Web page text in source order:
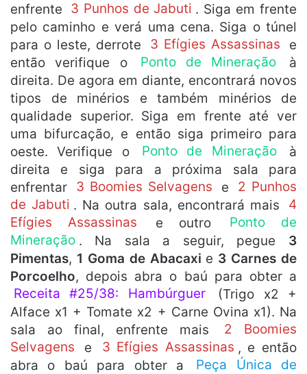
enfrente
3 Punhos de Jabuti . Siga em frente
pelo caminho e verá uma cena. Siga o túnel
para o leste, derrote
3 Efígies Assassinas
e
então verifique o
Ponto de Mineração
à
direita. De agora em diante, encontrará novos
tipos de minérios e também minérios de
qualidade superior. Siga em frente até ver
uma bifurcação, e então siga primeiro para
oeste. Verifique o
Ponto de Mineração
à
direita e siga para a próxima sala para
enfrentar
3 Boomies Selvagens e
2 Punhos
de Jabuti . Na outra sala, encontrará mais
4
Efígies Assassinas
e outro
Ponto de
Mineração . Na sala a seguir, pegue 3
Pimentas, 1 Goma de Abacaxi e 3 Carnes de
Porcoelho, depois abra o baú para obter a
Receita #25/38: Hambúrguer
(Trigo x2 +
Alface x1 + Tomate x2 + Carne Ovina x1). Na
sala ao final, enfrente mais
2 Boomies
Selvagens
e 3 Efígies Assassinas , e então
abra o baú para obter a
Peça Única de